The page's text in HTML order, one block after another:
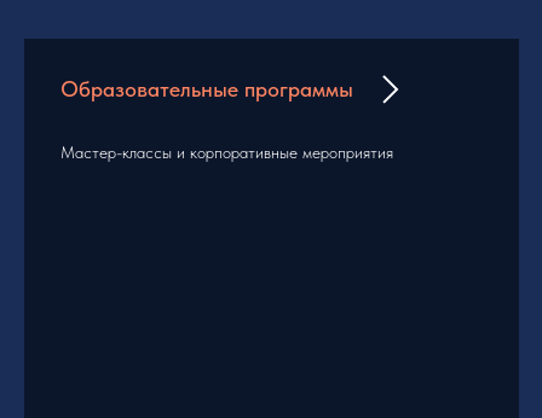
Образовательные программы
Мастер-классы и корпоративные мероприятия